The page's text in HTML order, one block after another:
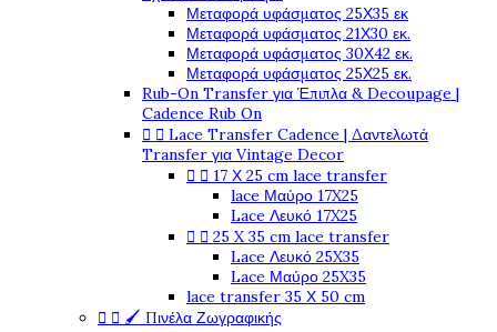
Μεταφορά υφάσματος 25Χ35 εκ
Μεταφορά υφάσματος 21Χ30 εκ.
Μεταφορά υφάσματος 30Χ42 εκ.
Μεταφορά υφάσματος 25Χ25 εκ.
Rub-On Transfer για Έπιπλα & Decoupage |
Cadence Rub On
  Lace Transfer Cadence | Δαντελωτά
Transfer για Vintage Decor
  17 Χ 25 cm lace transfer
lace Μαύρο 17X25
Lace Λευκό 17X25
  25 X 35 cm lace transfer
Lace Λευκό 25X35
Lace Μαύρο 25X35
lace transfer 35 Χ 50 cm
  🖌️ Πινέλα Ζωγραφικής